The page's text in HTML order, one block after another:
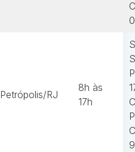
Petrópolis/RJ
8h às
17h